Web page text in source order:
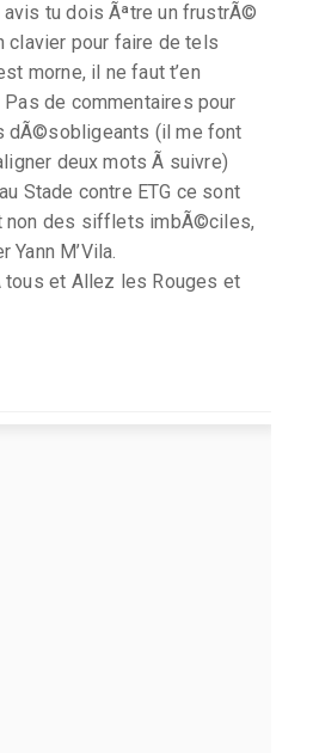
avis tu dois Ãªtre un frustrÃ©
pour faire de tels
morne, il ne faut t’en
Pas de commentaires pour
dÃ©sobligeants (il me font
deux mots Ã suivre)
Stade contre ETG ce sont
non des sifflets imbÃ©ciles,
Yann M’Vila.
et Allez les Rouges et